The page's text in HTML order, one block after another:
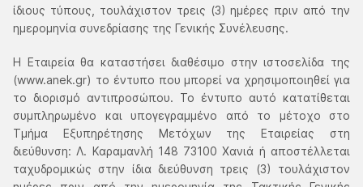
ίδιους τύπους, τουλάχιστον τρεις (3) ημέρες πριν από την
ημερομηνία συνεδρίασης της Γενικής Συνέλευσης.
Η Εταιρεία θα καταστήσει διαθέσιμο στην ιστοσελίδα της
(www.anek.gr) το έντυπο που μπορεί να χρησιμοποιηθεί για
το διορισμό αντιπροσώπου. Το έντυπο αυτό κατατίθεται
συμπληρωμένο και υπογεγραμμένο από το μέτοχο στο
Τμήμα Εξυπηρέτησης Μετόχων της Εταιρείας στη
διεύθυνση: Λ. Καραμανλή 148 73100 Χανιά ή αποστέλλεται
ταχυδρομικώς στην ίδια διεύθυνση τρεις (3) τουλάχιστον